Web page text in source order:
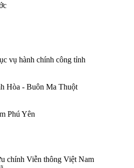
vụ hành chính công tỉnh
Hòa - Buôn Ma Thuột
Phú Yên
chính Viễn thông Việt Nam